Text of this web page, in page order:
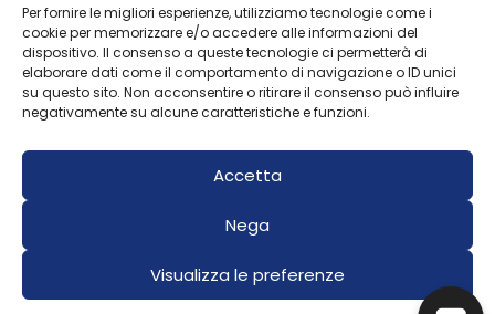
Per fornire le migliori esperienze, utilizziamo tecnologie come i
cookie per memorizzare e/o accedere alle informazioni del
dispositivo. Il consenso a queste tecnologie ci permetterà di
elaborare dati come il comportamento di navigazione o ID unici
su questo sito. Non acconsentire o ritirare il consenso può influire
negativamente su alcune caratteristiche e funzioni.
Accetta
Nega
Visualizza le preferenze
Dove acquistare
Notizie & Salute
Contatti
Seguici su:
Privacy Policy|Cookie Policy ×